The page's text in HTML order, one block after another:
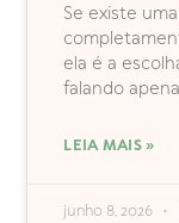
Se existe
ela é a
falando
LEIA MAIS »
junho 8, 2026